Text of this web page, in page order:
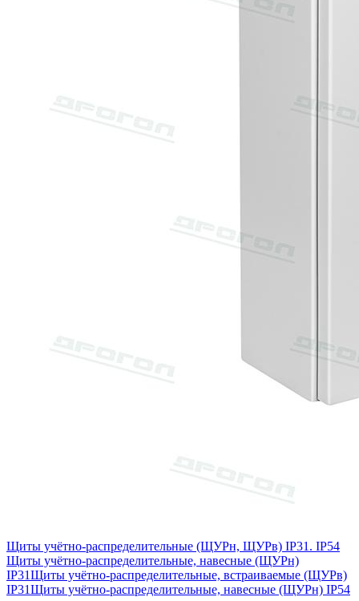
Щиты учётно-распределительные (ЩУРн, ЩУРв) IP31. IP54
Щиты учётно-распределительные, навесные (ЩУРн)
IP31Щиты учётно-распределительные, встраиваемые (ЩУРв)
IP31Щиты учётно-распределительные, навесные (ЩУРн) IP54